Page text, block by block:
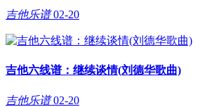
吉他乐谱 02-20
吉他六线谱：继续谈情(刘德华歌曲)
吉他乐谱 02-20